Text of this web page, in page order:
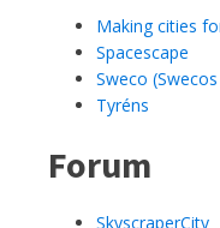
Making cities
Spacescape
Sweco
Tyréns
Forum
SkyscraperCity